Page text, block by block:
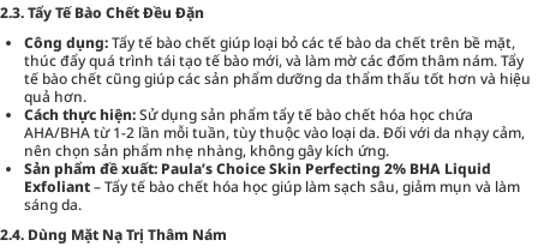
2.3. Tẩy Tế Bào Chết Đều Đặn
Công dụng:Tẩy tế bào chết giúp loại bỏ các tế bào da chết trên bề mặt,
thúc đẩy quá trình tái tạo tế bào mới, và làm mờ các đốm thâm nám. Tẩy
tế bào chết cũng giúp các sản phẩm dưỡng da thẩm thấu tốt hơn và hiệu
quả hơn.
Cách thực hiện:Sử dụng sản phẩm tẩy tế bào chết hóa học chứa
AHA/BHA từ 1-2 lần mỗi tuần, tùy thuộc vào loại da. Đối với da nhạy cảm,
nên chọn sản phẩm nhẹ nhàng, không gây kích ứng.
Sản phẩm đề xuất: Paula’s Choice Skin Perfecting 2% BHA Liquid
Exfoliant– Tẩy tế bào chết hóa học giúp làm sạch sâu, giảm mụn và làm
sáng da.
2.4. Dùng Mặt Nạ Trị Thâm Nám